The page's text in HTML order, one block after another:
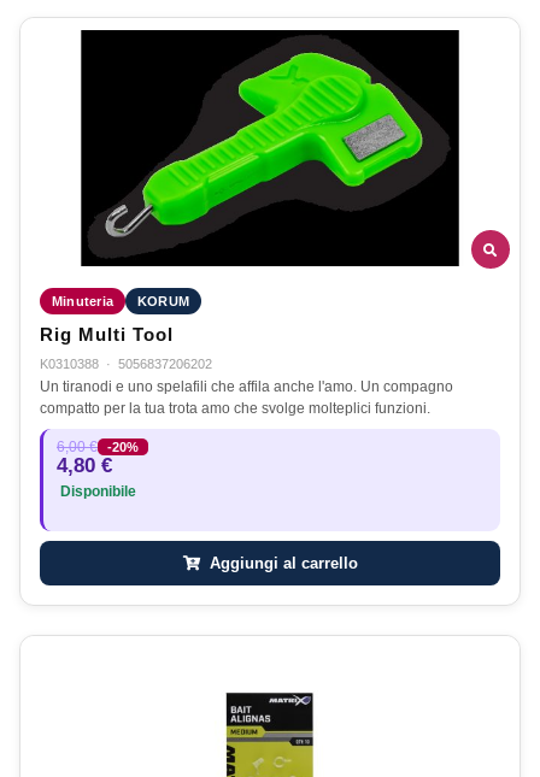
Minuteria KORUM
Rig Multi Tool
K0310388 · 5056837206202
Un tiranodi e uno spelafili che affila anche l'amo. Un compagno
compatto per la tua trota amo che svolge molteplici funzioni.
6,00 € -20%
4,80 €
Disponibile
Aggiungi al carrello